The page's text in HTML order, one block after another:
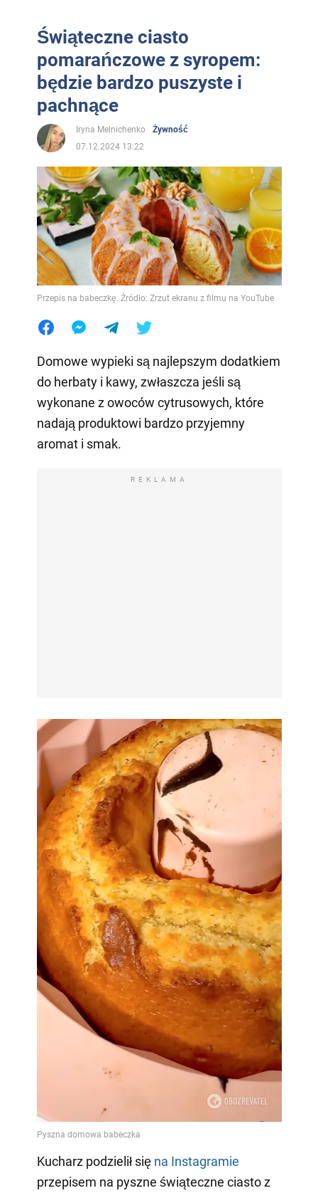
Świąteczne ciasto
pomarańczowe z syropem:
będzie bardzo puszyste i
pachnące
Iryna Melnichenko
Żywność
07.12.2024 13:22
Przepis na babeczkę. Źródło: Zrzut ekranu z filmu na YouTube
Domowe wypieki są najlepszym dodatkiem
do herbaty i kawy, zwłaszcza jeśli są
wykonane z owoców cytrusowych, które
nadają produktowi bardzo przyjemny
aromat i smak.
REKLAMA
Kucharz podzielił się na Instagramie
przepisem na pyszne świąteczne ciasto z